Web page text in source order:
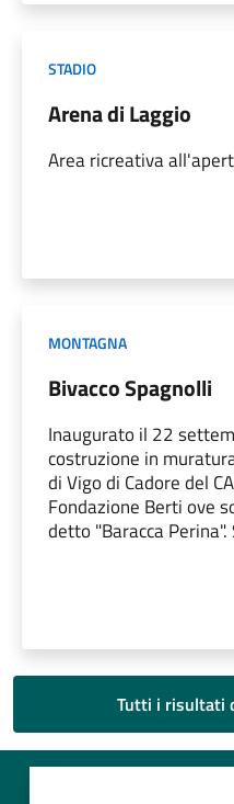
STADIO
Arena di Laggio
Area ricreativa
MONTAGNA
Bivacco Spagnolli
Inaugurato il 22
costruzione in
di Vigo di Cadore del
Fondazione Berti ove
detto "Baracca
Tutti i risultati